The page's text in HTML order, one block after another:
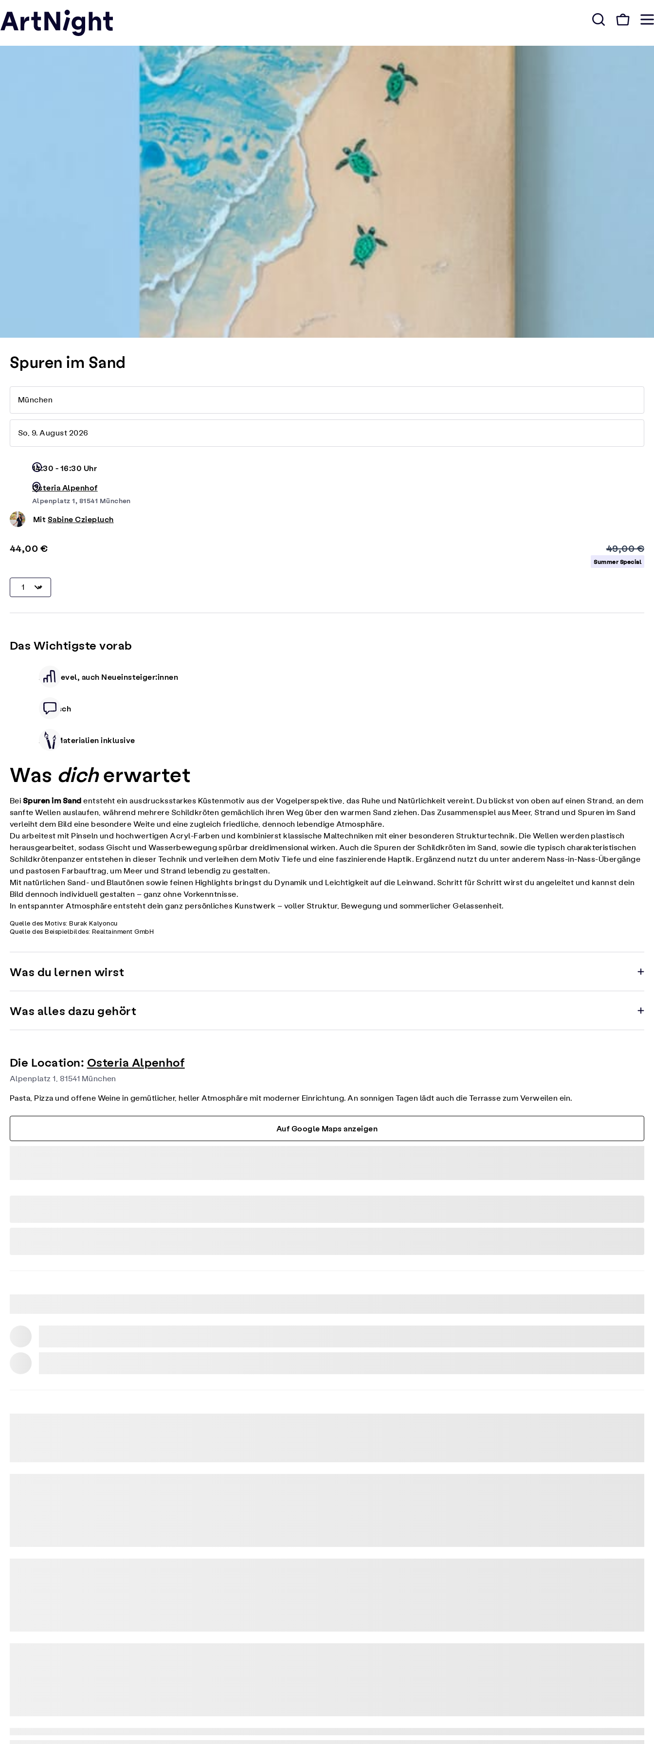
Spuren im Sand
München
So, 9. August 2026
14:30 - 16:30 Uhr
Osteria Alpenhof
Alpenplatz 1, 81541 München
Mit Sabine Cziepluch
44,00 € 49,00 €
Summer Special
Das Wichtigste vorab
Alle Level, auch Neueinsteiger:innen
Deutsch
Alle Materialien inklusive
Was dicherwartet
Bei Spuren im Sand entsteht ein ausdrucksstarkes Küstenmotiv aus der Vogelperspektive, das Ruhe und Natürlichkeit vereint. Du blickst von oben auf einen Strand, an dem
sanfte Wellen auslaufen, während mehrere Schildkröten gemächlich ihren Weg über den warmen Sand ziehen. Das Zusammenspiel aus Meer, Strand und Spuren im Sand
verleiht dem Bild eine besondere Weite und eine zugleich friedliche, dennoch lebendige Atmosphäre.
Du arbeitest mit Pinseln und hochwertigen Acryl-Farben und kombinierst klassische Maltechniken mit einer besonderen Strukturtechnik. Die Wellen werden plastisch
herausgearbeitet, sodass Gischt und Wasserbewegung spürbar dreidimensional wirken. Auch die Spuren der Schildkröten im Sand, sowie die typisch charakteristischen
Schildkrötenpanzer entstehen in dieser Technik und verleihen dem Motiv Tiefe und eine faszinierende Haptik. Ergänzend nutzt du unter anderem Nass-in-Nass-Übergänge
und pastosen Farbauftrag, um Meer und Strand lebendig zu gestalten.
Mit natürlichen Sand- und Blautönen sowie feinen Highlights bringst du Dynamik und Leichtigkeit auf die Leinwand. Schritt für Schritt wirst du angeleitet und kannst dein
Bild dennoch individuell gestalten – ganz ohne Vorkenntnisse.
In entspannter Atmosphäre entsteht dein ganz persönliches Kunstwerk – voller Struktur, Bewegung und sommerlicher Gelassenheit.
Quelle des Motivs: Burak Kalyoncu
Quelle des Beispielbildes: Realtainment GmbH
Was du lernen wirst
Was alles dazu gehört
Die Location: Osteria Alpenhof
Alpenplatz 1, 81541 München
Pasta, Pizza und offene Weine in gemütlicher, heller Atmosphäre mit moderner Einrichtung. An sonnigen Tagen lädt auch die Terrasse zum Verweilen ein.
Auf Google Maps anzeigen